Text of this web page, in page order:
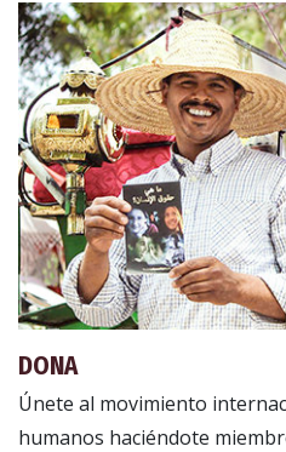
DONA
Únete al movimiento
humanos haciéndote